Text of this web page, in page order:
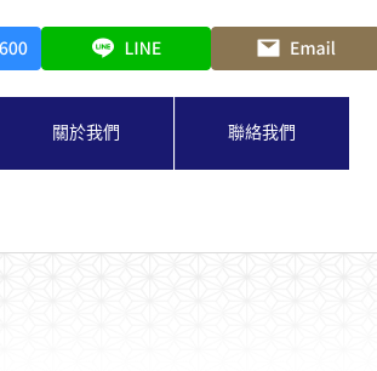
關於我們 聯絡我們